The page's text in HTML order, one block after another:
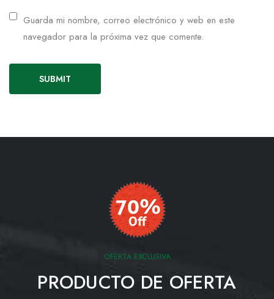
Guarda mi nombre, correo electrónico y web en este
navegador para la próxima vez que comente.
OFERTA EXCLUSIVA
PRODUCTO DE OFERTA